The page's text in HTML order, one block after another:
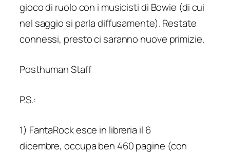
gioco di ruolo con i musicisti di Bowie (di cui
nel saggio si parla diffusamente). Restate
connessi, presto ci saranno nuove primizie.
Posthuman Staff
P.S.:
1) FantaRock esce in libreria il 6
dicembre, occupa ben 460 pagine (con